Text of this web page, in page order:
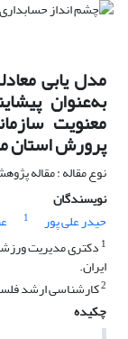
مدل یابی
به‌عنوان
معنویت
پرورش استان
نوع مقاله : مقاله
نویسندگان
حیدر علی پور
1
1 دکتری مدیریت
ایران.
2کارشناسی ارشد
چکیده